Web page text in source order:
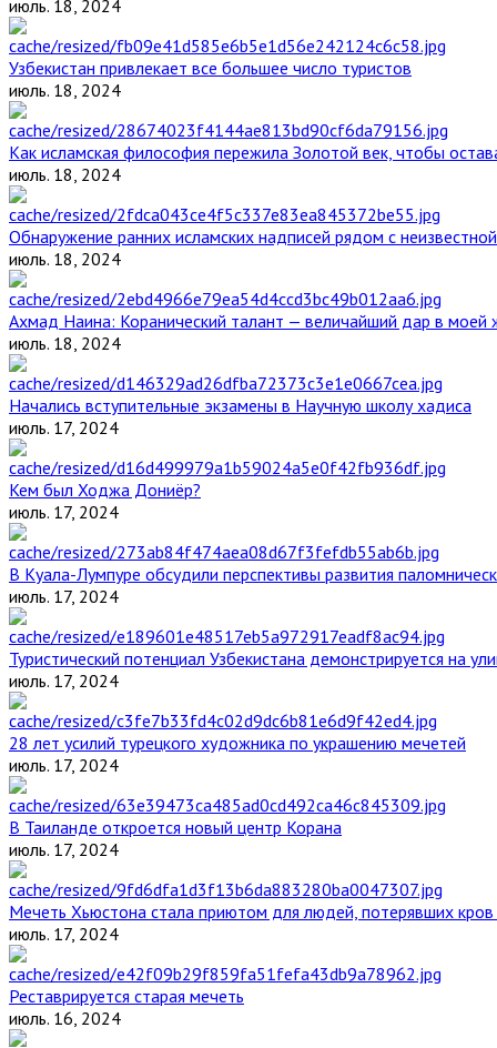
июль. 18, 2024
Узбекистан привлекает все большее число туристов
июль. 18, 2024
Как исламская философия пережила Золотой век, чтобы
июль. 18, 2024
Обнаружение ранних исламских надписей рядом с
июль. 18, 2024
Ахмад Наина: Коранический талант — величайший дар в моей
июль. 18, 2024
Начались вступительные экзамены в Научную школу хадиса
июль. 17, 2024
Кем был Ходжа Дониёр?
июль. 17, 2024
В Куала-Лумпуре обсудили перспективы развития
июль. 17, 2024
Туристический потенциал Узбекистана демонстрируется на
июль. 17, 2024
28 лет усилий турецкого художника по украшению мечетей
июль. 17, 2024
В Таиланде откроется новый центр Корана
июль. 17, 2024
Мечеть Хьюстона стала приютом для людей, потерявших кров
июль. 17, 2024
Реставрируется старая мечеть
июль. 16, 2024